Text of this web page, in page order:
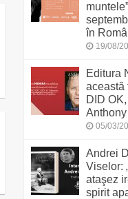
în
19/08/
Editura
această
DID
05/03/
Andrei
Viselor:
ataşez
spirit